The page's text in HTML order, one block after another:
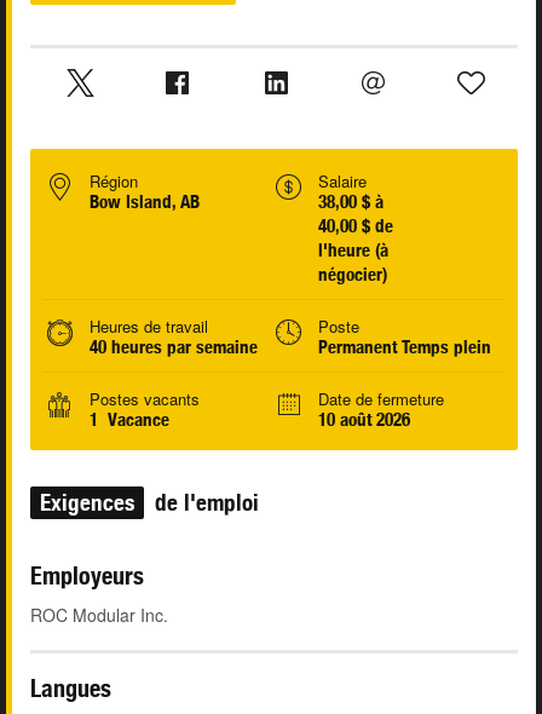
Région
Bow Island, AB
Salaire
38,00 $ à
40,00 $ de
l'heure (à
négocier)
Heures de travail
40 heures par semaine
Poste
Permanent Temps plein
Postes vacants
1 Vacance
Date de fermeture
10 août 2026
Exigences de l'emploi
Employeurs
ROC Modular Inc.
Langues